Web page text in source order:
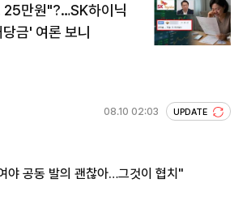
25만원"?…SK하이닉
금' 여론 보니
08.10 02:03 UPDATE
야 공동 발의 괜찮아…그것이 협치"